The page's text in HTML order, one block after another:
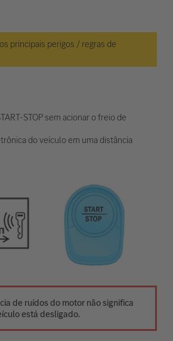
principais perigos / regras de
STOP sem acionar o freio de
do veículo em uma distância
de ruídos do motor não significa
está desligado.